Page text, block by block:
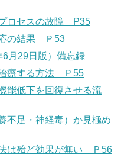
ロセスの故障 P35
の結果 Ｐ53
6月29日版）備忘録
療する方法 Ｐ55
能低下を回復させる流
不足・神経毒）か見極め
は殆ど効果が無い Ｐ56